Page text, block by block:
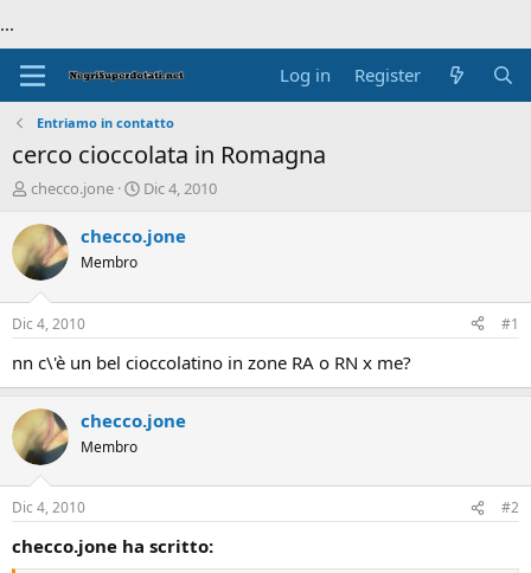
...
Log in Register
Entriamo in contatto
cerco cioccolata in Romagna
T
r
e
a
d
t
a
r
checco.jone
S
a
r
t
e
Dic 4, 2010
checco.jone
Membro
Dic 4, 2010 #1
nn c\'è un bel cioccolatino in zone RA o RN x me?
checco.jone
Membro
Dic 4, 2010 #2
checco.jone ha scritto: